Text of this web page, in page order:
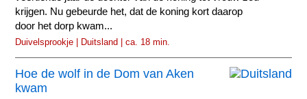
krijgen. Nu gebeurde het, dat de koning kort daarop
door het dorp kwam...
Duivelsprookje | Duitsland | ca. 18 min.
Hoe de wolf in de Dom van Aken
kwam